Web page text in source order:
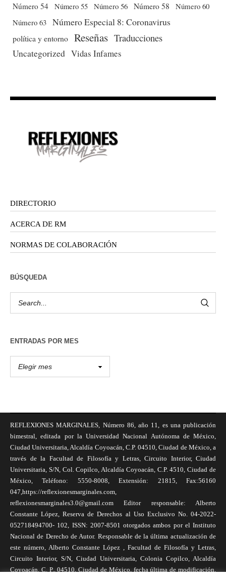
Número 54 Número 55 Número 56 Número 58
Número 60
Número 63 Número Especial 8: Coronavirus
política y entorno Reseñas Traducciones
Uncategorized Vidas Infames
DIRECTORIO
ACERCA DE RM
NORMAS DE COLABORACIÓN
BÚSQUEDA
ENTRADAS POR MES
REFLEXIONES MARGINALES, Número 86, año 11, es una publicación
bimestral, editada por la Universidad Nacional Autónoma de México,
Ciudad Universitaria, Alcaldía Coyoacán, C.P. 04510, Ciudad de México, a
través de la Facultad de Filosofía y Letras, Circuito Interior, Ciudad
Universitaria, S/N, Col. Copilco, Alcaldía Coyoacán, C.P. 4510, Ciudad de
México, Teléfono: 5550-8008, Extensión: 21815, Fax:56160
047,https://reflexionesmarginales.com,
reflexionesmarginales3.0@gmail.com Editor responsable: Alberto
Constante López, Reserva de Derechos al Uso Exclusivo No. 04-2022-
052718494700- 102, ISSN: 2007-8501 otorgados ambos por el Instituto
Nacional de Derecho de Autor. Responsable de la última actualización de
este número, Alberto Constante López , Facultad de Filosofía y Letras,
Circuito Interior, S/N, Ciudad Universitaria, Colonia Copilco, Alcaldía
Coyoacán, C. P., 04510, Ciudad de México, fecha última de modificación,